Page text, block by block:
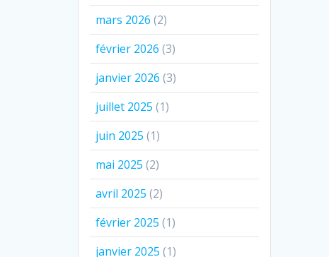
mars 2026 (2)
février 2026 (3)
janvier 2026 (3)
juillet 2025 (1)
juin 2025 (1)
mai 2025 (2)
avril 2025 (2)
février 2025 (1)
janvier 2025 (1)